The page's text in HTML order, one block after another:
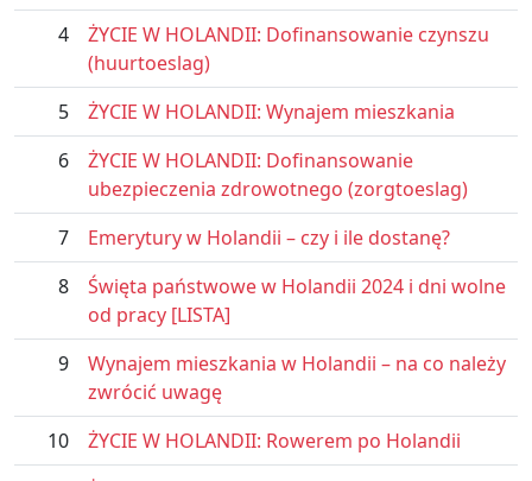
4
ŻYCIE W HOLANDII: Dofinansowanie czynszu
(huurtoeslag)
5
ŻYCIE W HOLANDII: Wynajem mieszkania
6
ŻYCIE W HOLANDII: Dofinansowanie
ubezpieczenia zdrowotnego (zorgtoeslag)
7
Emerytury w Holandii – czy i ile dostanę?
8
Święta państwowe w Holandii 2024 i dni wolne
od pracy [LISTA]
9
Wynajem mieszkania w Holandii – na co należy
zwrócić uwagę
10
ŻYCIE W HOLANDII: Rowerem po Holandii